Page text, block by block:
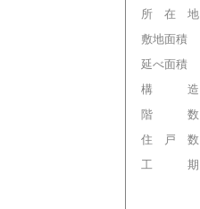
所 在 地
敷地面積
延べ面積
構 造
階 数
住 戸 数
工 期